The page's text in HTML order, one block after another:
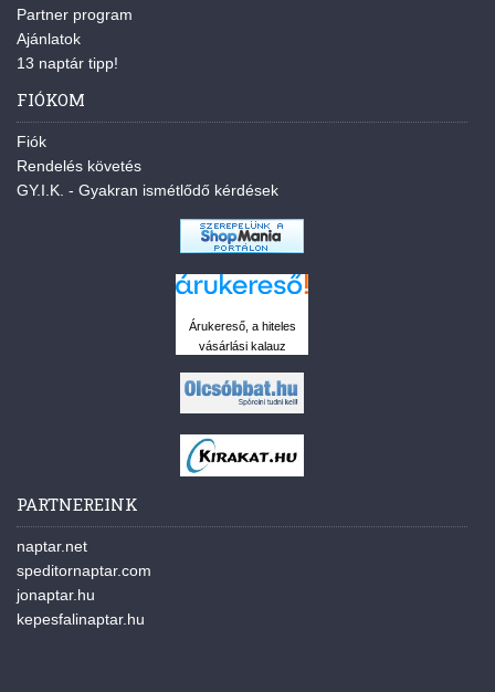
Partner program
Ajánlatok
13 naptár tipp!
FIÓKOM
Fiók
Rendelés követés
GY.I.K. - Gyakran ismétlődő kérdések
Árukereső, a hiteles
vásárlási kalauz
PARTNEREINK
naptar.net
speditornaptar.com
jonaptar.hu
kepesfalinaptar.hu